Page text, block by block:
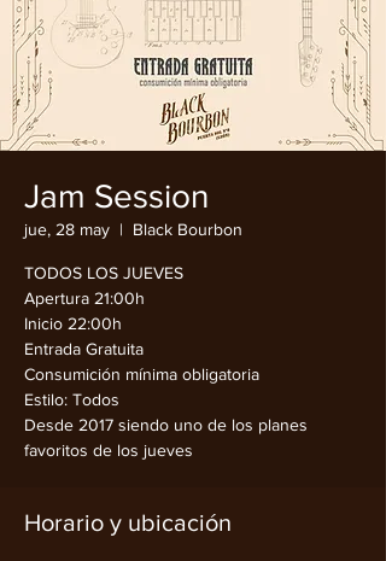
Jam Session
jue, 28 may
  |
Black Bourbon
TODOS LOS JUEVES
Apertura 21:00h
Inicio 22:00h
Entrada Gratuita
Consumición mínima obligatoria
Estilo: Todos
Desde 2017 siendo uno de los planes
favoritos de los jueves
Horario y ubicación